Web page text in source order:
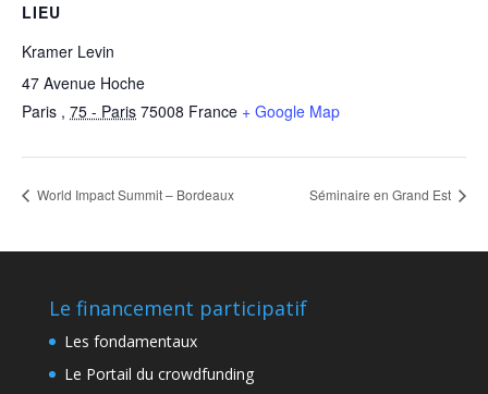
LIEU
Kramer Levin
47 Avenue Hoche
Paris , 75 - Paris 75008 France + Google Map
World Impact Summit – Bordeaux Séminaire en Grand Est
Le financement participatif
Les fondamentaux
Le Portail du crowdfunding